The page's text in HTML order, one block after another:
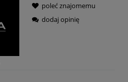
poleć znajomemu
dodaj opinię